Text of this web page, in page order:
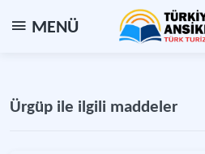
MENÜ
Ürgüp ile ilgili maddeler